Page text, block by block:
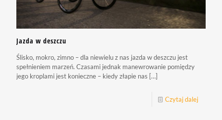
Jazda w deszczu
Ślisko, mokro, zimno – dla niewielu z nas jazda w deszczu jest
spełnieniem marzeń. Czasami jednak manewrowanie pomiędzy
jego kroplami jest konieczne – kiedy złapie nas […]
Czytaj dalej